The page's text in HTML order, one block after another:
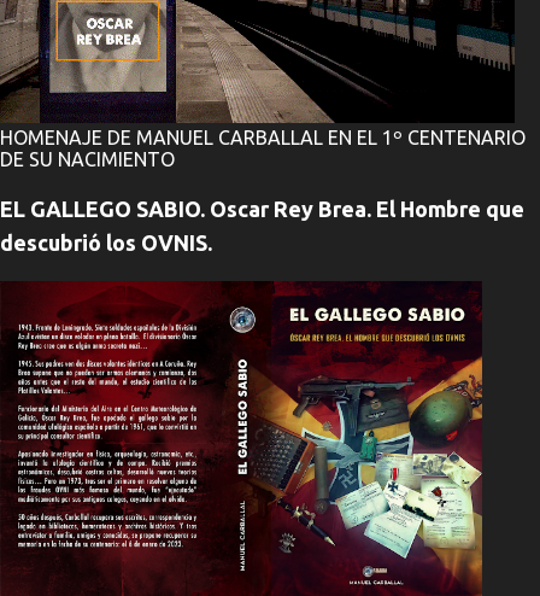
HOMENAJE DE MANUEL CARBALLAL EN EL 1º CENTENARIO
DE SU NACIMIENTO
EL GALLEGO SABIO. Oscar Rey Brea. El Hombre que
descubrió los OVNIS.